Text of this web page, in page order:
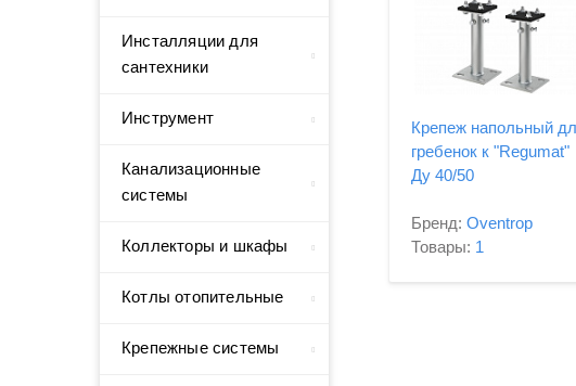
Инсталляции для
сантехники
Инструмент
Канализационные
системы
Коллекторы и шкафы
Котлы отопительные
Крепежные системы
Крепеж напольный
гребенок к "Regumat"
Ду 40/50
Бренд: Oventrop
Товары: 1